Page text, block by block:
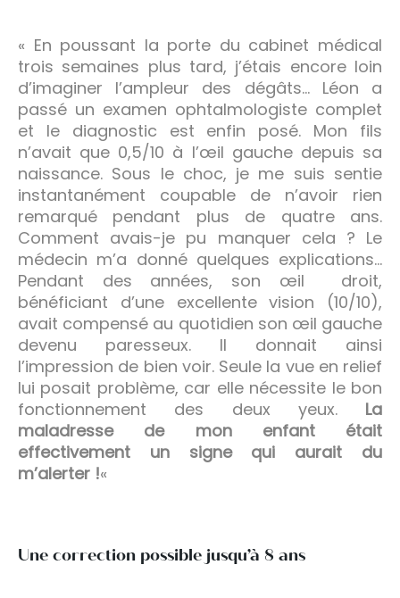
« En poussant la porte du cabinet médical
trois semaines plus tard, j’étais encore loin
d’imaginer l’ampleur des dégâts… Léon a
passé un examen ophtalmologiste complet
et le diagnostic est enfin posé. Mon fils
n’avait que 0,5/10 à l’œil gauche depuis sa
naissance. Sous le choc, je me suis sentie
instantanément coupable de n’avoir rien
remarqué pendant plus de quatre ans.
Comment avais-je pu manquer cela ? Le
médecin m’a donné quelques explications…
Pendant des années, son œil droit,
bénéficiant d’une excellente vision (10/10),
avait compensé au quotidien son œil gauche
devenu paresseux. Il donnait ainsi
l’impression de bien voir. Seule la vue en relief
lui posait problème, car elle nécessite le bon
fonctionnement des deux yeux. La
maladresse de mon enfant était
effectivement un signe qui aurait du
m’alerter !«
Une correction possible jusqu’à 8 ans